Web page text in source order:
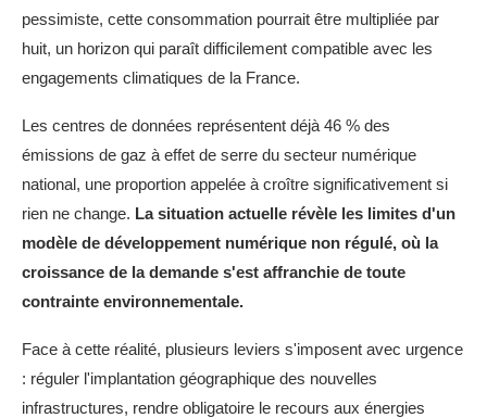
pessimiste, cette consommation pourrait être multipliée par
huit, un horizon qui paraît difficilement compatible avec les
engagements climatiques de la France.
Les centres de données représentent déjà 46 % des
émissions de gaz à effet de serre du secteur numérique
national, une proportion appelée à croître significativement si
rien ne change. La situation actuelle révèle les limites d'un
modèle de développement numérique non régulé, où la
croissance de la demande s'est affranchie de toute
contrainte environnementale.
Face à cette réalité, plusieurs leviers s'imposent avec urgence
: réguler l'implantation géographique des nouvelles
infrastructures, rendre obligatoire le recours aux énergies